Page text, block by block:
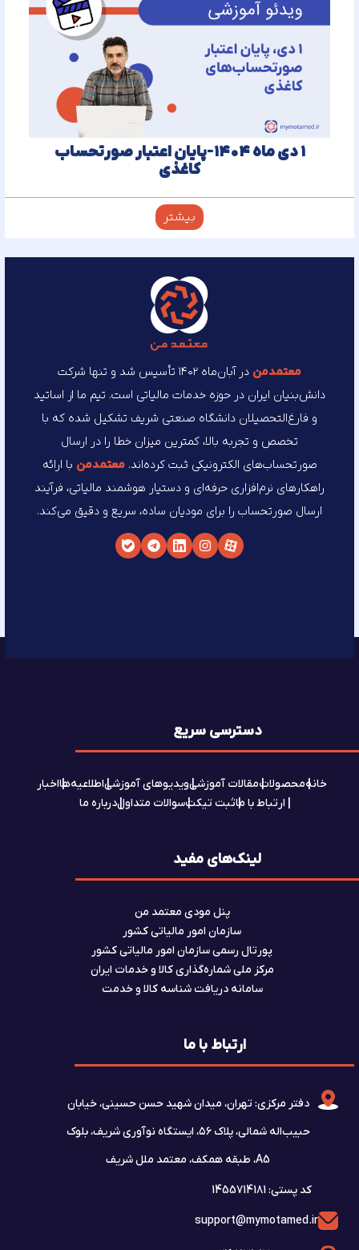
۱ دی ماه ۱۴۰۴-پایان اعتبار صورتحساب
کاغذی
بیشتر
معتمد‌من
در آبان‌ماه ۱۴۰۲ تأسیس شد و تنها شرکت
دانش‌بنیان ایران در حوزه خدمات مالیاتی است. تیم ما از اساتید
و فارغ‌التحصیلان دانشگاه صنعتی شریف تشکیل شده که با
تخصص و تجربه بالا، کمترین میزان خطا را در ارسال
صورتحساب‌های الکترونیکی ثبت کرده‌اند.معتمد‌من با ارائه
راهکارهای نرم‌افزاری حرفه‌ای و دستیار هوشمند مالیاتی، فرآیند
ارسال صورتحساب را برای مودیان ساده، سریع و دقیق می‌کند.
ارتباط با ما
دفتر مرکزی: تهران، میدان شهید حسن حسینی، خیابان
حبیب‌اله شمالی، پلاک ۵۶، ایستگاه نوآوری شریف، بلوک
A5، طبقه همکف، معتمد ملل شریف
کد پستی: 1455714181
support@mymotamed.ir
لینک‌های مفید
پنل مودی معتمد من
سازمان امور مالیاتی کشور
پورتال رسمی سازمان امور مالیاتی کشور
مرکز ملی شماره‌گذاری کالا و خدمات ایران
سامانه دریافت شناسه کالا و خدمت
دسترسی سریع
خانهمحصولاتمقالات آموزشیویدیوهای آموزشیاطلاعیه‌هااخبار
ارتباط با ماثبت تیکتسوالات متداولدرباره ما